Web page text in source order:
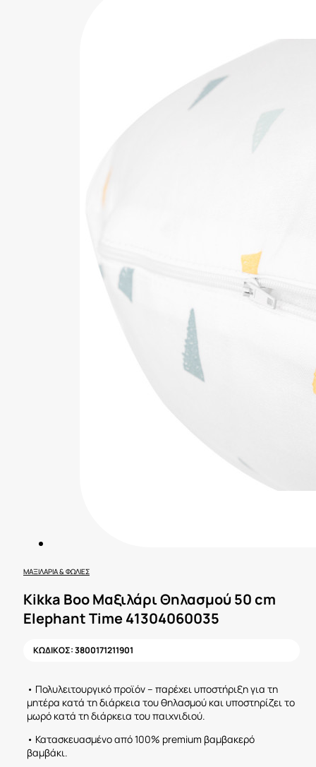
ΜΑΞΙΛΆΡΙΑ & ΦΩΛΙΈΣ
Kikka Boo Μαξιλάρι Θηλασμού 50 cm
Elephant Time 41304060035
ΚΩΔΙΚΟΣ:3800171211901
• Πολυλειτουργικό προϊόν – παρέχει υποστήριξη για τη
μητέρα κατά τη διάρκεια του θηλασμού και υποστηρίζει το
μωρό κατά τη διάρκεια του παιχνιδιού.
• Κατασκευασμένο από 100% premium βαμβακερό
βαμβάκι.